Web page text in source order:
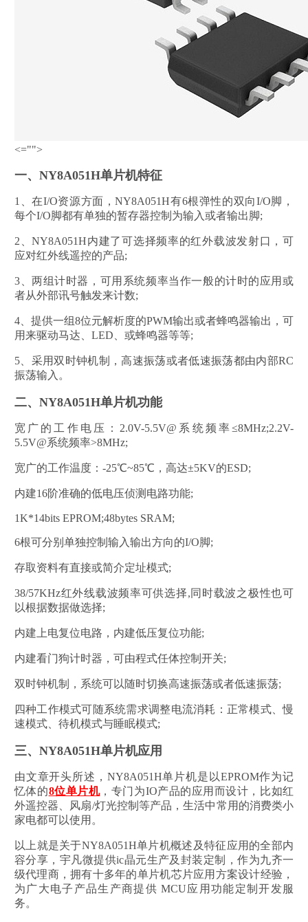
<="">
一、NY8A051H单片机特征
1、在I/O资源方面，NY8A051H有6根弹性的双向I/O脚，
每个I/O脚都有单独的暂存器控制为输入或者输出脚;
2、NY8A051H内建了可选择频率的红外载波发射口，可
应对红外线遥控的产品;
3、两组计时器，可用系统频率当作一般的计时的应用或
者从外部讯号触发来计数;
4、提供一组8位元解析度的PWM输出或者蜂鸣器输出，可
用来驱动马达、LED、或蜂鸣器等等;
5、采用双时钟机制，高速振荡或者低速振荡都由内部RC
振荡输入。
二、NY8A051H单片机功能
宽广的工作电压：2.0V-5.5V@系统频率≤8MHz;2.2V-
5.5V@系统频率>8MHz;
宽广的工作温度：-25℃~85℃，高达±5KV的ESD;
内建16阶准确的低电压侦测电路功能;
1K*14bits EPROM;48bytes SRAM;
6根可分别单独控制输入输出方向的I/O脚;
存取资料有直接或简介定址模式;
38/57KHz红外线载波频率可供选择,同时载波之极性也可
以根据数据做选择;
内建上电复位电路，内建低压复位功能;
内建看门狗计时器，可由程式任体控制开关;
双时钟机制，系统可以随时切换高速振荡或者低速振荡;
四种工作模式可随系统需求调整电流消耗：正常模式、慢
速模式、待机模式与睡眠模式;
三、NY8A051H单片机应用
由文章开头所述，NY8A051H单片机是以EPROM作为记
忆体的8位单片机，专门为IO产品的应用而设计，比如红
外遥控器、风扇/灯光控制等产品，生活中常用的消费类小
家电都可以使用。
以上就是关于NY8A051H单片机概述及特征应用的全部内
容分享，宇凡微提供ic晶元生产及封装定制，作为九齐一
级代理商，拥有十多年的单片机芯片应用方案设计经验，
为广大电子产品生产商提供 MCU应用功能定制开发服
务。